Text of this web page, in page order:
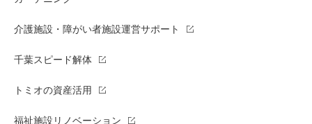
介護施設・障がい者施設運営サポート
千葉スピード解体
トミオの資産活用
福祉施設リノベーション